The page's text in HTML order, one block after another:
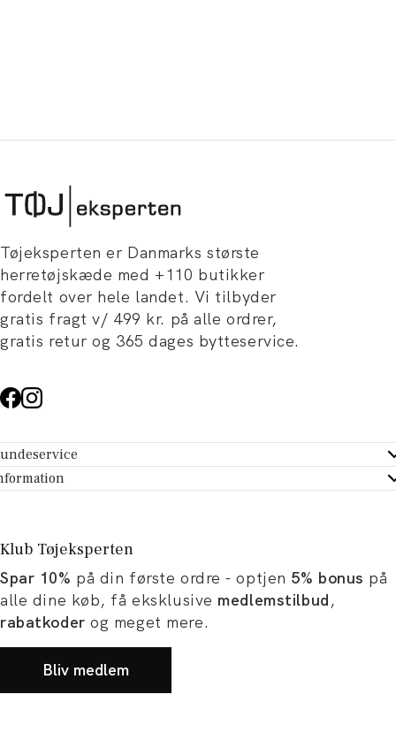
Tøjeksperten er Danmarks største
herretøjskæde med +110 butikker
fordelt over hele landet. Vi tilbyder
gratis fragt v/ 499 kr. på alle ordrer,
gratis retur og 365 dages bytteservice.
- Hjælpecenter
dit køb
Tøjeksperten
og artikler
og karriere
Klub Tøjeksperten
Spar 10% på din første ordre - optjen 5% bonus på
alle dine køb, få eksklusive medlemstilbud,
rabatkoder og meget mere.
Bliv medlem